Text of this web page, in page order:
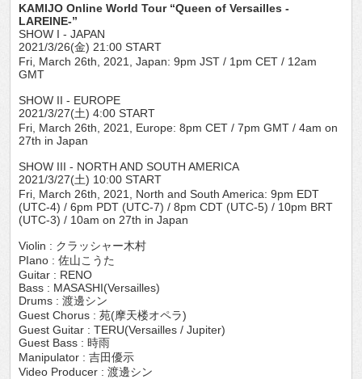
KAMIJO Online World Tour “Queen of Versailles -
LAREINE-”
SHOW I - JAPAN
2021/3/26(金) 21:00 START
Fri, March 26th, 2021, Japan: 9pm JST / 1pm CET / 12am
GMT
SHOW II - EUROPE
2021/3/27(土) 4:00 START
Fri, March 26th, 2021, Europe: 8pm CET / 7pm GMT / 4am on
27th in Japan
SHOW III - NORTH AND SOUTH AMERICA
2021/3/27(土) 10:00 START
Fri, March 26th, 2021, North and South America: 9pm EDT
(UTC-4) / 6pm PDT (UTC-7) / 8pm CDT (UTC-5) / 10pm BRT
(UTC-3) / 10am on 27th in Japan
Violin : クラッシャー木村
PIano : 佐山こうた
Guitar : RENO
Bass : MASASHI(Versailles)
Drums : 渡邊シン
Guest Chorus : 苑(摩天楼オペラ)
Guest Guitar : TERU(Versailles / Jupiter)
Guest Bass : 時雨
Manipulator : 吉田優示
Video Producer : 渡邊シン